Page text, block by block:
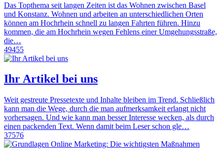
Das Topthema seit langen Zeiten ist das Wohnen zwischen Basel
und Konstanz. Wohnen und arbeiten an unterschiedlichen Orten
können am Hochrhein schnell zu langen Fahrten führen. Hinzu
kommen, die am Hochrhein wegen Fehlens einer Umgehungsstraße,
die…
49455
Ihr Artikel bei uns
Weit gestreute Pressetexte und Inhalte bleiben im Trend. Schließlich
kann man die Wege, durch die man aufmerksamkeit erlangt nicht
vorhersagen. Und wie kann man besser Interesse wecken, als durch
einen packenden Text. Wenn damit beim Leser schon gle…
37576